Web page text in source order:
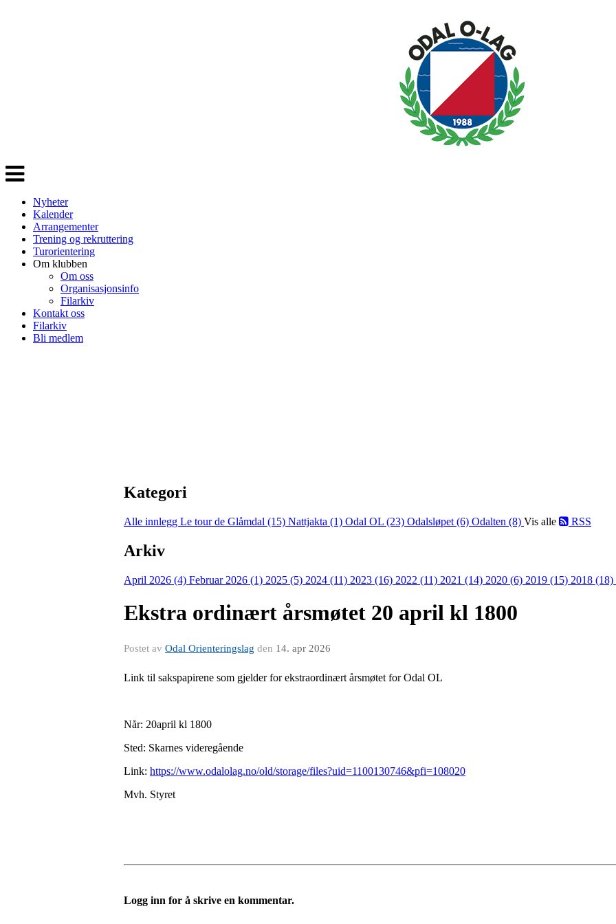
Veksle
navigasjon
Nyheter
Kalender
Arrangementer
Trening og rekruttering
Turorientering
Om klubben
Om oss
Organisasjonsinfo
Filarkiv
Kontakt oss
Filarkiv
Bli medlem
Kategori
Alle innlegg Le tour de Glåmdal (15) Nattjakta (1) Odal OL (23) Odalsløpet (6) Odalten (8) Vis alle RSS
Arkiv
April 2026 (4) Februar 2026 (1) 2025 (5) 2024 (11) 2023 (16) 2022 (11) 2021 (14) 2020 (6) 2019 (15) 2018 (18)
Ekstra ordinært årsmøtet 20 april kl 1800
Postet av Odal Orienteringslag den 14. apr 2026
Link til sakspapirene som gjelder for ekstraordinært årsmøtet for Odal OL
Når: 20april kl 1800
Sted: Skarnes videregående
Link: https://www.odalolag.no/old/storage/files?uid=1100130746&pfi=108020
Mvh. Styret
Logg inn for å skrive en kommentar.